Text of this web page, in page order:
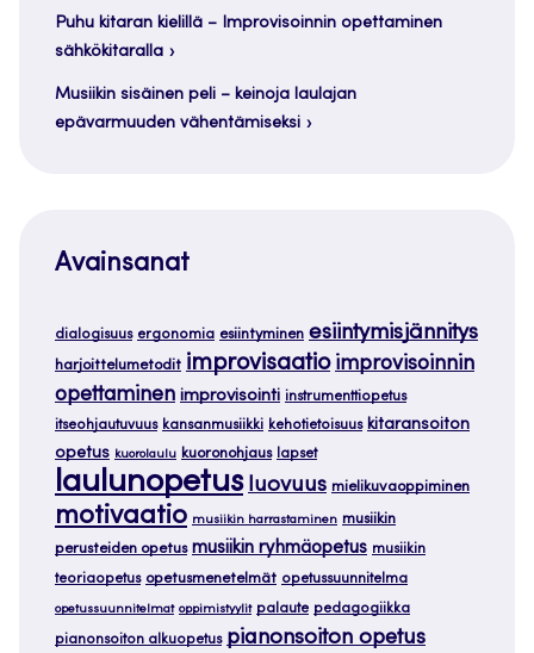
Puhu kitaran kielillä – Improvisoinnin opettaminen
sähkökitaralla
Musiikin sisäinen peli – keinoja laulajan
epävarmuuden vähentämiseksi
Avainsanat
dialogisuus ergonomia esiintyminen esiintymisjännitys
harjoittelumetodit improvisaatio improvisoinnin
opettaminen improvisointi instrumenttiopetus
itseohjautuvuus kansanmusiikki kehotietoisuus kitaransoiton
opetus kuorolaulu kuoronohjaus lapset
laulunopetus luovuus mielikuvaoppiminen
motivaatio musiikin harrastaminen musiikin
perusteiden opetus musiikin ryhmäopetus musiikin
teoriaopetus opetusmenetelmät opetussuunnitelma
opetussuunnitelmat oppimistyylit palaute pedagogiikka
pianonsoiton alkuopetus pianonsoiton opetus